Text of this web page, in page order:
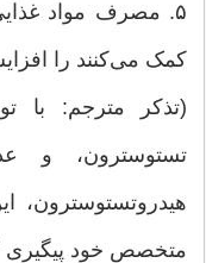
۵. مصرف مواد
کمک می‌کنند را
(تذکر مترجم: با
تستوسترون، و
هیدروتستوسترون،
متخصص خود پیگیری